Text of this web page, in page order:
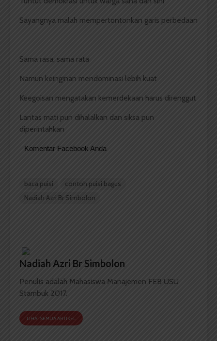
Sayangnya malah mempertontonkan garis perbedaan
Sama rasa, sama rata
Namun keinginan mendominasi lebih kuat
Keegoisan mengatakan kemerdekaan harus direnggut
Lantas mati pun dihalalkan dan siksa pun
diperintahkan
Komentar Facebook Anda
baca puisi
contoh puisi bagus
Nadiah Azri Br Simbolon
Nadiah Azri Br Simbolon
Penulis adalah Mahasiswa Manajemen FEB USU
Stambuk 2017.
LIHAT SEMUA ARTIKEL